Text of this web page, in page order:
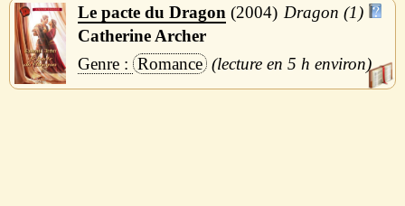
Le pacte du Dragon 2004
Dragon (1)
Catherine Archer
Romance
5 h